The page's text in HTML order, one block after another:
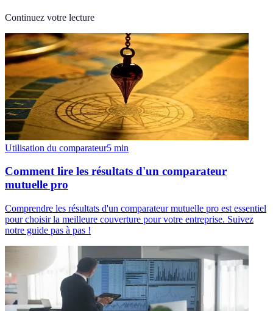
Continuez votre lecture
Utilisation du comparateur5 min
Comment lire les résultats d'un comparateur
mutuelle pro
Comprendre les résultats d'un comparateur mutuelle pro est essentiel
pour choisir la meilleure couverture pour votre entreprise. Suivez
notre guide pas à pas !